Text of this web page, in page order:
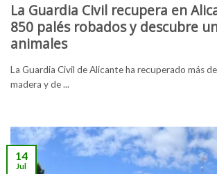
La Guardia Civil recupera en
850 palés robados y descubre
animales
La Guardia Civil de Alicante ha recuperado más
madera y de ...
14
Jul